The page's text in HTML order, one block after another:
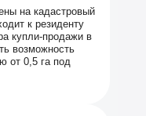
на кадастровый
к резиденту
купли-продажи в
возможность
от 0,5 га под